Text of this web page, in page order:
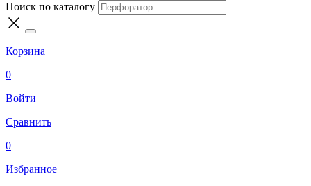
Поиск по каталогу
Корзина
0
Войти
Сравнить
0
Избранное